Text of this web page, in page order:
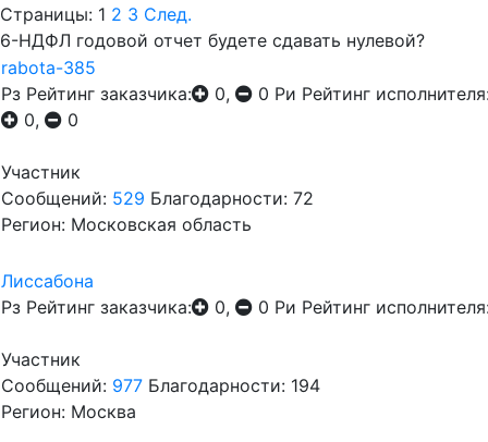
Страницы: 1 2 3 След.
6-НДФЛ годовой отчет будете сдавать нулевой?
rabota-385
Рз Рейтинг заказчика: 0, 0 Ри Рейтинг
0,
0
Участник
Сообщений: 529 Благодарности: 72
Регион: Московская область
Лиссабона
Рз Рейтинг заказчика: 0, 0 Ри Рейтинг
Участник
Сообщений: 977 Благодарности: 194
Регион: Москва